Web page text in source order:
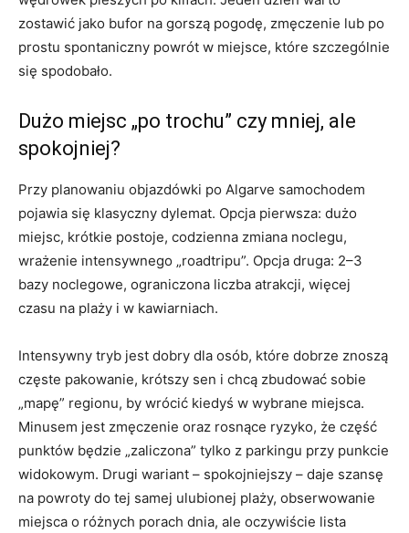
zostawić jako bufor na gorszą pogodę, zmęczenie lub po
prostu spontaniczny powrót w miejsce, które szczególnie
się spodobało.
Dużo miejsc „po trochu” czy mniej, ale
spokojniej?
Przy planowaniu objazdówki po Algarve samochodem
pojawia się klasyczny dylemat. Opcja pierwsza: dużo
miejsc, krótkie postoje, codzienna zmiana noclegu,
wrażenie intensywnego „roadtripu”. Opcja druga: 2–3
bazy noclegowe, ograniczona liczba atrakcji, więcej
czasu na plaży i w kawiarniach.
Intensywny tryb jest dobry dla osób, które dobrze znoszą
częste pakowanie, krótszy sen i chcą zbudować sobie
„mapę” regionu, by wrócić kiedyś w wybrane miejsca.
Minusem jest zmęczenie oraz rosnące ryzyko, że część
punktów będzie „zaliczona” tylko z parkingu przy punkcie
widokowym. Drugi wariant – spokojniejszy – daje szansę
na powroty do tej samej ulubionej plaży, obserwowanie
miejsca o różnych porach dnia, ale oczywiście lista